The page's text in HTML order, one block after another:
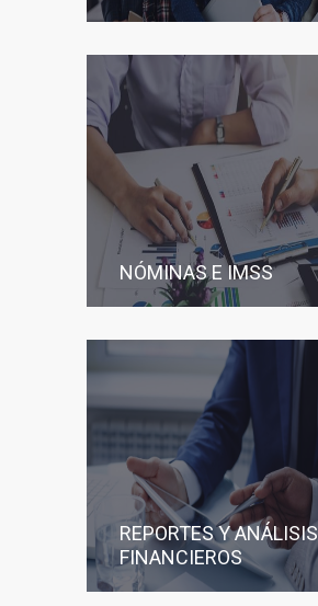
NÓMINAS E IMSS
REPORTES Y ANÁLISIS
FINANCIEROS